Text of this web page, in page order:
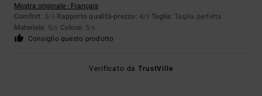
Mostra originale - Français
Comfort: 5/5 Rapporto qualità-prezzo: 4/5 Taglia: Taglia perfetta
Materiale: 5/5 Colore: 5/5
Consiglio questo prodotto
Verificato daTrustVille